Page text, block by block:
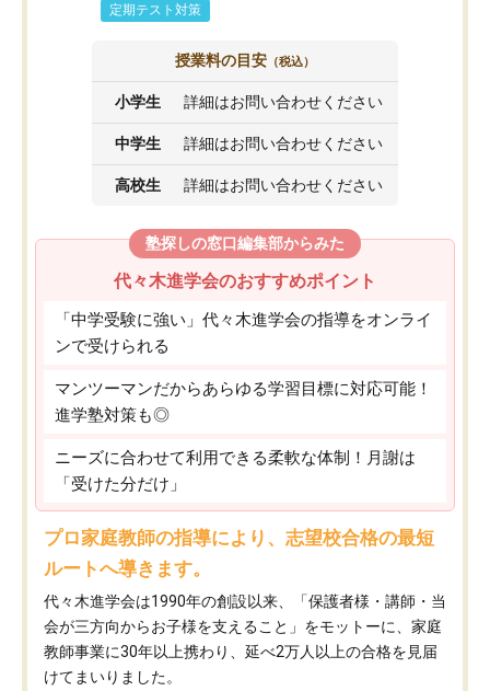
定期テスト対策
授業料の目安 （税込）
小学生 詳細はお問い合わせください
中学生 詳細はお問い合わせください
高校生 詳細はお問い合わせください
塾探しの窓口編集部からみた
代々木進学会のおすすめポイント
「中学受験に強い」代々木進学会の指導をオンライ
ンで受けられる
マンツーマンだからあらゆる学習目標に対応可能！
進学塾対策も◎
ニーズに合わせて利用できる柔軟な体制！月謝は
「受けた分だけ」
プロ家庭教師の指導により、志望校合格の最短
ルートへ導きます。
代々木進学会は1990年の創設以来、「保護者様・講師・当
会が三方向からお子様を支えること」をモットーに、家庭
教師事業に30年以上携わり、延べ2万人以上の合格を見届
けてまいりました。